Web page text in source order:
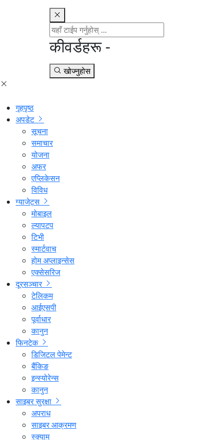
कीवर्डहरू -
खोज्नुहोस
गृहपृष्ठ
अपडेट
सूचना
समाचार
योजना
अफर
एप्लिकेसन
विविध
ग्याजेट्स
मोबाइल
ल्यापटप
टिभी
स्मार्टवाच
होम अप्लाइन्सेस
एक्सेसरिज
दूरसञ्चार
टेलिकम
आईएसपी
पूर्वाधार
कानुन
फिनटेक
डिजिटल पेमेन्ट
बैंकिङ
इन्स्योरेन्स
कानुन
साइबर सुरक्षा
अपराध
साइबर आक्रमण
स्क्याम